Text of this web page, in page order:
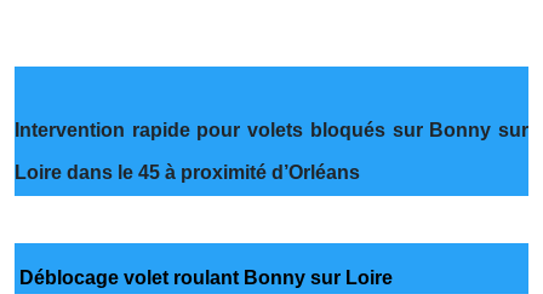
Intervention rapide pour volets bloqués sur Bonny sur
Loire dans le 45 à proximité d’Orléans
Déblocage volet roulant Bonny sur Loire